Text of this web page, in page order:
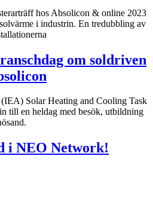
hos Absolicon & online 2023
i industrin. En tredubbling av
om soldriven
Solar Heating and Cooling Task
till en heldag med besök, utbildning
i NEO Network!